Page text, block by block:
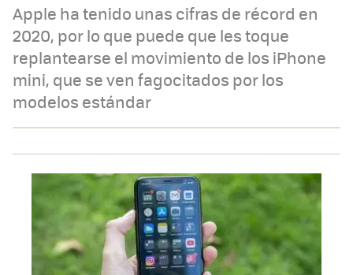
Apple ha tenido unas cifras de récord en
2020, por lo que puede que les toque
replantearse el movimiento de los iPhone
mini, que se ven fagocitados por los
modelos estándar